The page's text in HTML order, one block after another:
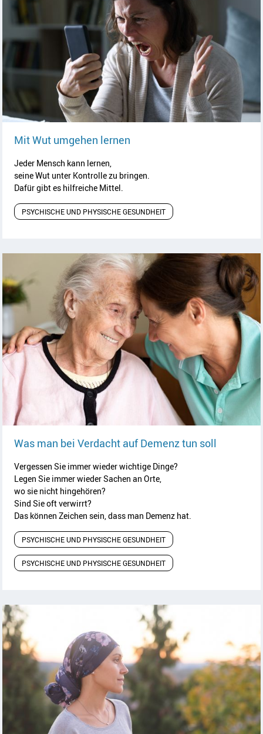
Mit Wut umgehen lernen
Jeder Mensch kann lernen,
seine Wut unter Kontrolle zu bringen.
Dafür gibt es hilfreiche Mittel.
PSYCHISCHE UND PHYSISCHE GESUNDHEIT
Was man bei Verdacht auf Demenz tun soll
Vergessen Sie immer wieder wichtige Dinge?
Legen Sie immer wieder Sachen an Orte,
wo sie nicht hingehören?
Sind Sie oft verwirrt?
Das können Zeichen sein, dass man Demenz hat.
PSYCHISCHE UND PHYSISCHE GESUNDHEIT
PSYCHISCHE UND PHYSISCHE GESUNDHEIT